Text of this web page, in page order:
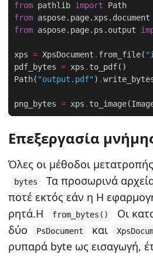
from pathlib import
from aspose.page.xps.document
from aspose.page.ps.output
xps = XpsDocument . from_file(
pdf_bytes = xps .
Path( "output.pdf" ) .
png_bytes = xps .
Επεξεργασία
Όλες οι μέθοδοι
bytes
Τα προσωρινά
ποτέ εκτός εάν η Η
ρητά.Η
from_bytes()
Οι
δύο
PsDocument και
ρυπαρά byte ως εισαγωγή,